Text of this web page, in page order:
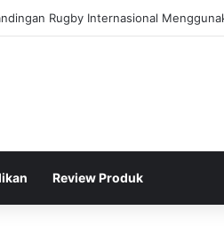
Transparan dan Apa Dampaknya?
Review Produk